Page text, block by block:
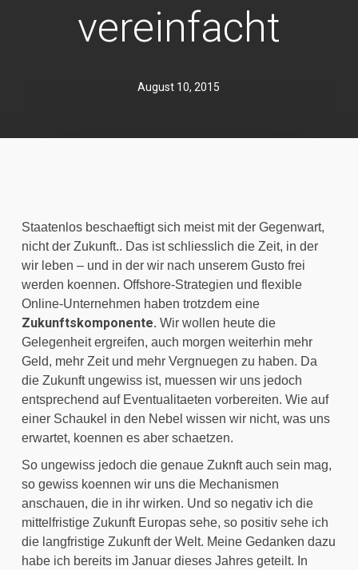
vereinfacht
August 10, 2015
Staatenlos beschaeftigt sich meist mit der Gegenwart,
nicht der Zukunft.. Das ist schliesslich die Zeit, in der
wir leben – und in der wir nach unserem Gusto frei
werden koennen. Offshore-Strategien und flexible
Online-Unternehmen haben trotzdem eine
Zukunftskomponente. Wir wollen heute die
Gelegenheit ergreifen, auch morgen weiterhin mehr
Geld, mehr Zeit und mehr Vergnuegen zu haben. Da
die Zukunft ungewiss ist, muessen wir uns jedoch
entsprechend auf Eventualitaeten vorbereiten. Wie auf
einer Schaukel in den Nebel wissen wir nicht, was uns
erwartet, koennen es aber schaetzen.
So ungewiss jedoch die genaue Zuknft auch sein mag,
so gewiss koennen wir uns die Mechanismen
anschauen, die in ihr wirken. Und so negativ ich die
mittelfristige Zukunft Europas sehe, so positiv sehe ich
die langfristige Zukunft der Welt. Meine Gedanken dazu
habe ich bereits im Januar dieses Jahres geteilt. In